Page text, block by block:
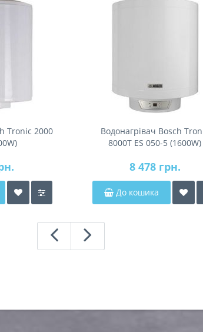
Tronic 2000
Водонагрівач Bosch
8000T ES 050-5 (1600W)
8 478 грн.
До кошика